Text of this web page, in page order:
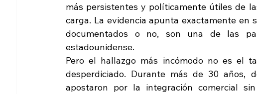
más persistentes y políticamente útiles de
carga. La evidencia apunta exactamente en
documentados o no, son una de las
estadounidense.
Pero el hallazgo más incómodo no es el
desperdiciado. Durante más de 30 años,
apostaron por la integración comercial